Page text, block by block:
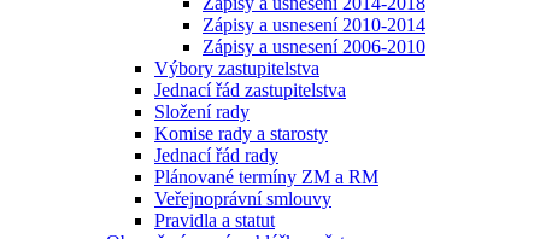
Zápisy a usnesení 2010-2014
Zápisy a usnesení 2006-2010
Výbory zastupitelstva
Jednací řád zastupitelstva
Složení rady
Komise rady a starosty
Jednací řád rady
Plánované termíny ZM a RM
Veřejnoprávní smlouvy
Pravidla a statut